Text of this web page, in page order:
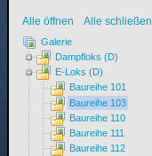
Alle öffnen Alle schließen
Galerie
Dampfloks (D)
E-Loks (D)
Baureihe 101
Baureihe 103
Baureihe 110
Baureihe 111
Baureihe 112